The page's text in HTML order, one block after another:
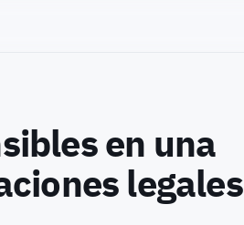
en una
legales